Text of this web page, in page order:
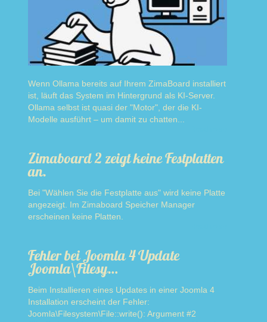
Wenn Ollama bereits auf Ihrem ZimaBoard installiert
ist, läuft das System im Hintergrund als KI-Server.
Ollama selbst ist quasi der "Motor", der die KI-
Modelle ausführt – um damit zu chatten...
Zimaboard 2 zeigt keine Festplatten
an.
Bei "Wählen Sie die Festplatte aus" wird keine Platte
angezeigt. Im Zimaboard Speicher Manager
erscheinen keine Platten.
Fehler bei Joomla 4 Update
Joomla\Filesy…
Beim Installieren eines Updates in einer Joomla 4
Installation erscheint der Fehler:
Joomla\Filesystem\File::write(): Argument #2